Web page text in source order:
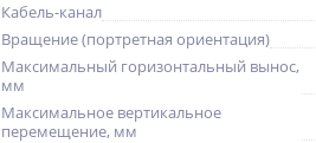
Кабель-канал
Вращение (портретная ориентация)
Максимальный горизонтальный вынос,
мм
Максимальное вертикальное
перемещение, мм